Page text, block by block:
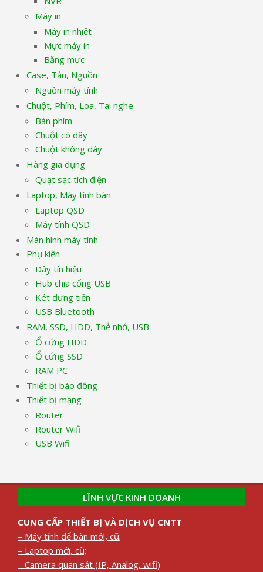
Máy in
Máy in nhiệt
Mực máy in
Băng mực
Case, Tản, Nguồn
Nguồn máy tính
Chuột, Phím, Loa, Tai nghe
Bàn phím
Chuột có dây
Chuột không dây
Hàng gia dụng
Quạt sạc tích điện
Laptop, Máy tính bàn
Laptop QSD
Máy tính QSD
Màn hình máy tính
Phụ kiện
Dây tín hiệu
Hub chia cổng USB
Két đựng tiền
USB Bluetooth
RAM, SSD, HDD, Thẻ nhớ, USB
Ổ cứng HDD
Ổ cứng SSD
RAM PC
Thiết bị báo động
Thiết bị mạng
Router
Router Wifi
USB Wifi
LĨNH VỰC KINH DOANH
CUNG CẤP THIẾT BỊ VÀ DỊCH VỤ CNTT
– Máy tính để bàn mới, cũ;
– Laptop mới, cũ;
– Camera quan sát (IP, Analog, wifi)